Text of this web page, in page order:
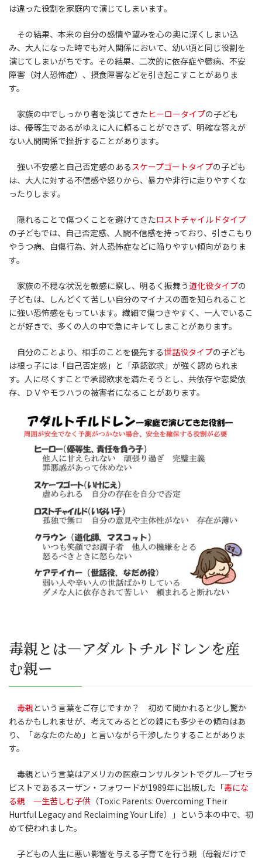
は違った役割を家庭内で演じてしまいます。
その結果、本来の自分の感情や望みを心の奥に深くしまい込
み、大人になった時でも対人関係において、幼い頃と同じ役割を
演じてしまいがちです。その結果、二次的に依存症や鬱病、不安
障害（対人恐怖症）、摂食障害などを引き起こすことがありま
す。
家族の中でしっかり者を演じてきた ヒーロータイプの子ども
は、優等生であるがゆえに人に頼ることができず、明確な答えが
ない人間関係で挫折することがあります。
強い不安感と自己否定感のある スケープゴートタイプの子ども
は、大人に対する不信感や怒りから、暴力や非行に走りやすくな
ったりします。
隠れることで傷つくことを避けてきたロストチャイルドタイプ
の子どもでは、自己否定感、人間不信感を持っており、引きこもり
やうつ病、自傷行為、対人恐怖症などに陥りやすい傾向がありま
す。
家族の不穏な状況を敏感に察し、明るく振舞う 道化役タイプの
子どもは、しんどくて苦しい自分のマイナスの面を知られること
に強い恐怖感をもっています。繊細で傷つきやすく、一人でいるこ
とが好きで、多くの人の中で急にキレてしまことがあります。
自分のことより、相手のことを優先する世話役タイプの子ども
は根っ子には「自己否定感」と「承認欲求」が強く認められま
す。人に尽くすことで承認欲求を満たそうとし、共依存や恋愛依
存、ＤＶやモラハラの被害者になることがあります。
毒親とは―アダルトチルドレンを産
む親ー
毒親という言葉をご存じですか？ 初めて聞かれると少し驚か
れるかもしれませが、考えてみるとどの親にも多少その傾向はあ
り、「あなたのため」と言いながら干渉したりすることがありま
す。
毒親という言葉はアメリカの医療コンサルタントでグループセラ
ピストであるスーザン・フォワードが1989年に出版した「毒にな
る親 一生苦しむ子供 （Toxic Parents: Overcoming Their
Hurtful Legacy and Reclaiming Your Life）」という本の中で、初
めて使われました。
子どもの人生に悪い影響を与える子育てを行う親（母親だけで